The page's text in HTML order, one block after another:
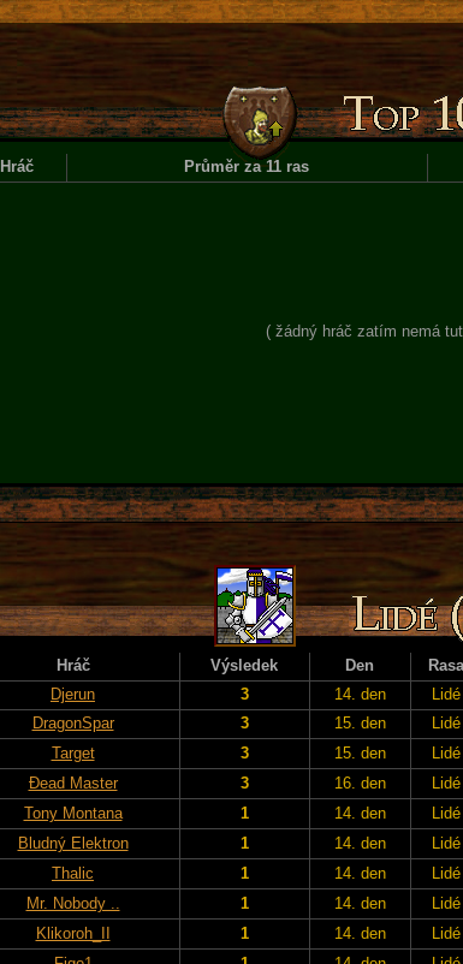
Hráč Průměr za 11 ras
( žádný hráč zatím nemá
Hráč Výsledek Den Rasa
Djerun 3 14. den Lidé
DragonSpar 3 15. den Lidé
Target 3 15. den Lidé
Đead Master 3 16. den Lidé
Tony Montana 1 14. den Lidé
Bludný Elektron 1 14. den Lidé
Thalic 1 14. den Lidé
Mr. Nobody .. 1 14. den Lidé
Klikoroh_II 1 14. den Lidé